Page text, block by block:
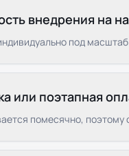
внедрения на
под
или поэтапная
помесячно,